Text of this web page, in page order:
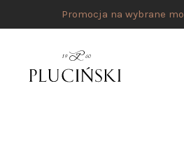
Promocja na wybrane